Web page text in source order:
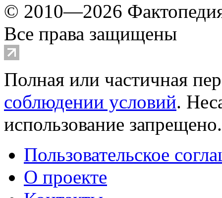
© 2010—2026
Все права защищены
Полная или частичная
соблюдении условий.
использование
Пользовательское
О проекте